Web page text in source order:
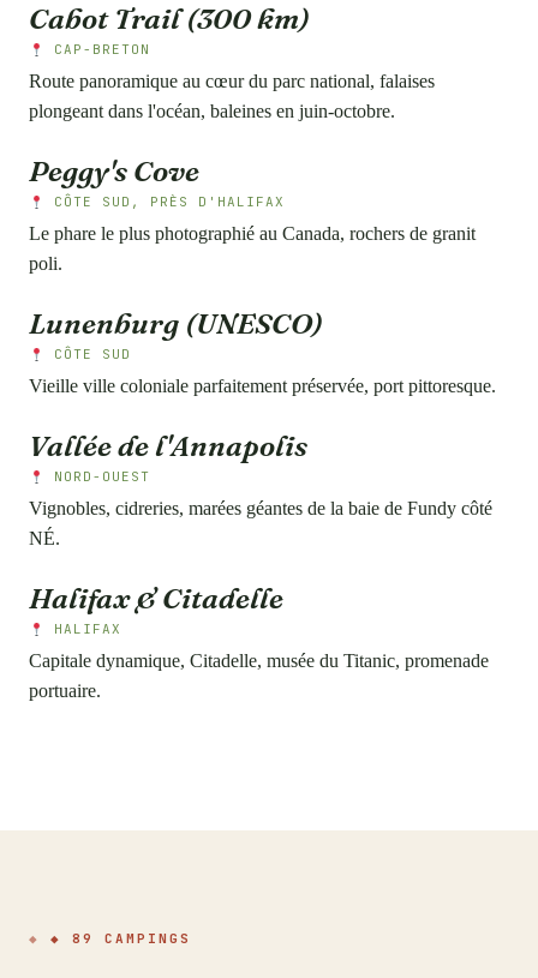
Cabot Trail (300 km)
CAP-BRETON
Route panoramique au cœur du parc national, falaises
plongeant dans l'océan, baleines en juin-octobre.
Peggy's Cove
CÔTE SUD, PRÈS D'HALIFAX
Le phare le plus photographié au Canada, rochers de granit
poli.
Lunenburg (UNESCO)
CÔTE SUD
Vieille ville coloniale parfaitement préservée, port pittoresque.
Vallée de l'Annapolis
NORD-OUEST
Vignobles, cidreries, marées géantes de la baie de Fundy côté
NÉ.
Halifax & Citadelle
HALIFAX
Capitale dynamique, Citadelle, musée du Titanic, promenade
portuaire.
◆ 89 CAMPINGS